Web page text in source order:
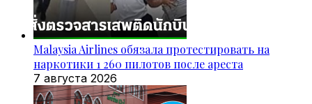
Malaysia Airlines обязала протестировать на
наркотики 1 260 пилотов после ареста
7 августа 2026